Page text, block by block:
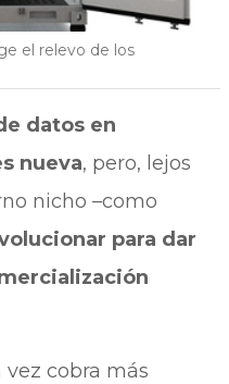
el relevo de los
datos en
nueva, pero, lejos
nicho –como
para dar
cobra más